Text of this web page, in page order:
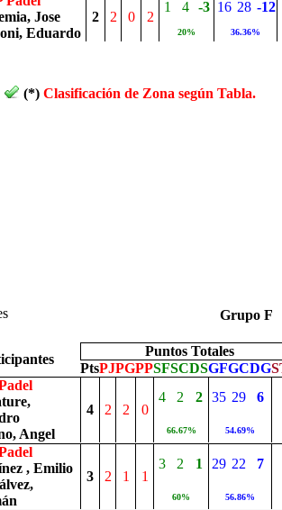
Jose
Eduardo
2 2 0 2
1 4 -3 16 28 -12
20% 36.36%
(*) Clasificación de Zona según Tabla.
Grupo
Puntos Totales
PtsPJPGPPSFSCDSGFGCDG
Angel
4 2 2 0
4 2 2 35 29
6
66.67% 54.69%
, Emilio
3 2 1 1
3 2 1 29 22
7
60% 56.86%